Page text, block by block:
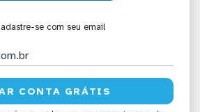
se com seu email